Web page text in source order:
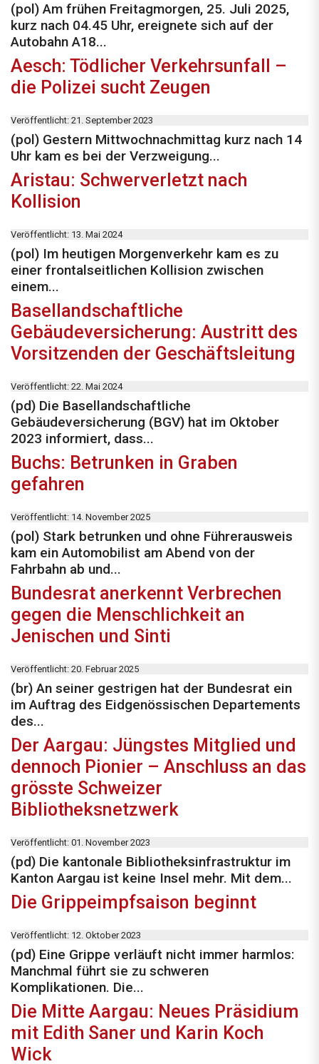
(pol) Am frühen Freitagmorgen, 25. Juli 2025,
kurz nach 04.45 Uhr, ereignete sich auf der
Autobahn A18...
Aesch: Tödlicher Verkehrsunfall –
die Polizei sucht Zeugen
Veröffentlicht: 21. September 2023
(pol) Gestern Mittwochnachmittag kurz nach 14
Uhr kam es bei der Verzweigung...
Aristau: Schwerverletzt nach
Kollision
Veröffentlicht: 13. Mai 2024
(pol) Im heutigen Morgenverkehr kam es zu
einer frontalseitlichen Kollision zwischen
einem...
Basellandschaftliche
Gebäudeversicherung: Austritt des
Vorsitzenden der Geschäftsleitung
Veröffentlicht: 22. Mai 2024
(pd) Die Basellandschaftliche
Gebäudeversicherung (BGV) hat im Oktober
2023 informiert, dass...
Buchs: Betrunken in Graben
gefahren
Veröffentlicht: 14. November 2025
(pol) Stark betrunken und ohne Führerausweis
kam ein Automobilist am Abend von der
Fahrbahn ab und...
Bundesrat anerkennt Verbrechen
gegen die Menschlichkeit an
Jenischen und Sinti
Veröffentlicht: 20. Februar 2025
(br) An seiner gestrigen hat der Bundesrat ein
im Auftrag des Eidgenössischen Departements
des...
Der Aargau: Jüngstes Mitglied und
dennoch Pionier – Anschluss an das
grösste Schweizer
Bibliotheksnetzwerk
Veröffentlicht: 01. November 2023
(pd) Die kantonale Bibliotheksinfrastruktur im
Kanton Aargau ist keine Insel mehr. Mit dem...
Die Grippeimpfsaison beginnt
Veröffentlicht: 12. Oktober 2023
(pd) Eine Grippe verläuft nicht immer harmlos:
Manchmal führt sie zu schweren
Komplikationen. Die...
Die Mitte Aargau: Neues Präsidium
mit Edith Saner und Karin Koch
Wick